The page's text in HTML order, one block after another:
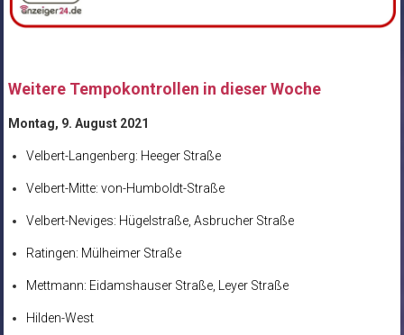
Weitere Tempokontrollen in dieser Woche
Montag, 9. August 2021
Velbert-Langenberg: Heeger Straße
Velbert-Mitte: von-Humboldt-Straße
Velbert-Neviges: Hügelstraße, Asbrucher Straße
Ratingen: Mülheimer Straße
Mettmann: Eidamshauser Straße, Leyer Straße
Hilden-West